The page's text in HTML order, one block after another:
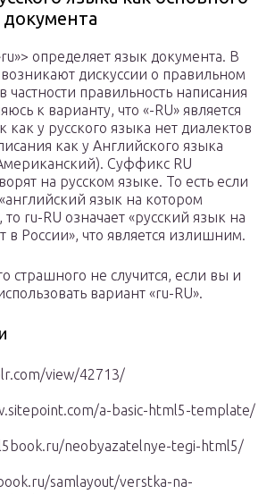
определяет язык документа. В
дискуссии о правильном
частности правильность написания
к варианту, что «-RU» является
как у русского языка нет диалектов
как у Английского языка
Суффикс RU
на русском языке. То есть если
язык на котором
ru-RU означает «русский язык на
в России», что является излишним.
страшного не случится, если вы и
вариант «ru-RU».
view/42713/
a-basic-html5-template/
neobyazatelnye-tegi-html5/
samlayout/verstka-na-